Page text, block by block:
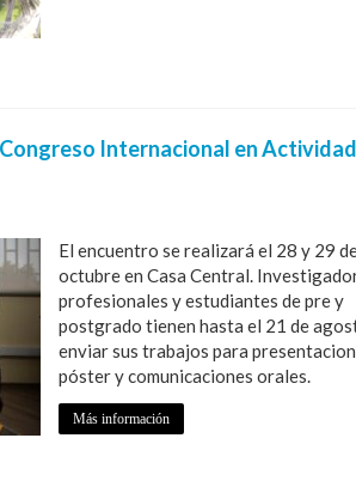
Internacional en Actividad
El encuentro se realizará el 28 y 29
octubre en Casa Central.
profesionales y estudiantes de pre y
postgrado tienen hasta el 21 de
enviar sus trabajos para
póster y comunicaciones orales.
Más información